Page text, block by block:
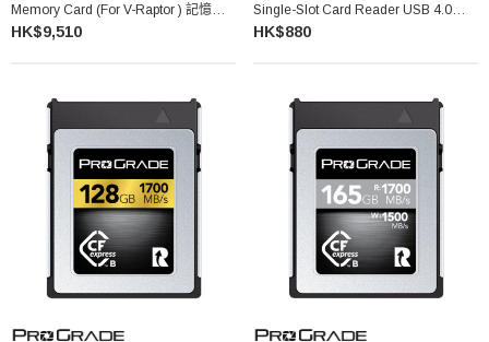
Memory Card (For V-Raptor ) 記憶卡
2TB
HK$9,510
Single-Slot Card Reader USB 4.0
(PG09.6) 單卡槽讀卡器
HK$880